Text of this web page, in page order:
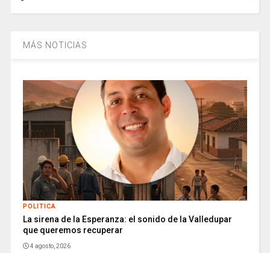
MÁS NOTICIAS
POLITICA
La sirena de la Esperanza: el sonido de la Valledupar
que queremos recuperar
4 agosto, 2026